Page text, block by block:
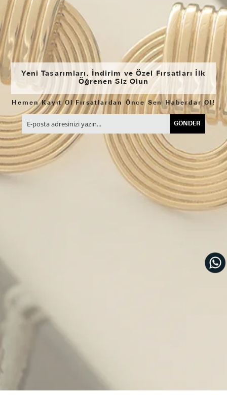
Yeni Tasarımları, İndirim ve Özel Fırsatları İlk
Öğrenen Siz Olun
Hemen Kayıt Ol Fırsatlardan Önce Sen Haberdar Ol!
GÖNDER